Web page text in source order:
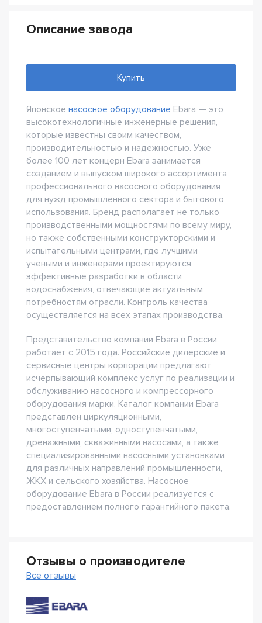
Описание завода
Купить
Японское насосное оборудование Ebara — это
высокотехнологичные инженерные решения,
которые известны своим качеством,
производительностью и надежностью. Уже
более 100 лет концерн Ebara занимается
созданием и выпуском широкого ассортимента
профессионального насосного оборудования
для нужд промышленного сектора и бытового
использования. Бренд располагает не только
производственными мощностями по всему миру,
но также собственными конструкторскими и
испытательными центрами, где лучшими
учеными и инженерами проектируются
эффективные разработки в области
водоснабжения, отвечающие актуальным
потребностям отрасли. Контроль качества
осуществляется на всех этапах производства.
Представительство компании Ebara в России
работает с 2015 года. Российские дилерские и
сервисные центры корпорации предлагают
исчерпывающий комплекс услуг по реализации и
обслуживанию насосного и компрессорного
оборудования марки. Каталог компании Ebara
представлен циркуляционными,
многоступенчатыми, одноступенчатыми,
дренажными, скважинными насосами, а также
специализированными насосными установками
для различных направлений промышленности,
ЖКХ и сельского хозяйства. Насосное
оборудование Ebara в России реализуется с
предоставлением полного гарантийного пакета.
Отзывы о производителе
Все отзывы